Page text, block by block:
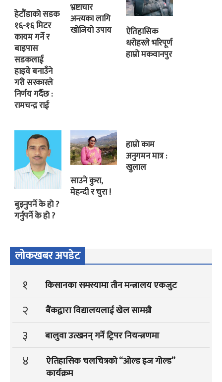
हेटौंडाको सडक
१६-१६ मिटर
कायम गर्ने र
बाइपास
सडकलाई
हाइवे बनाउँने
गरी सरकारले
निर्णय गर्दैछ :
रामचन्द्र राई
भ्रष्टाचार
अन्त्यका लागि
खोजियो उपाय
ऐतिहासिक
धरोहरले भरिपूर्ण
हाम्रो मकवानपुर
बुझ्नुपर्ने के हो ?
गर्नुपर्ने के हो ?
साउने कुरा,
मेहन्दी र चुरा !
हाम्रो काम
अनुगमन मात्र :
खुलाल
लोकखबर अपडेट
१ किसानका समस्यामा तीन मन्त्रालय एकजुट
२ बैंकद्वारा विद्यालयलाई खेल सामग्री
३ बालुवा उत्खनन् गर्ने ट्रिपर नियन्त्रणमा
४
ऐतिहासिक चलचित्रको “ओल्ड इज गोल्ड”
कार्यक्रम